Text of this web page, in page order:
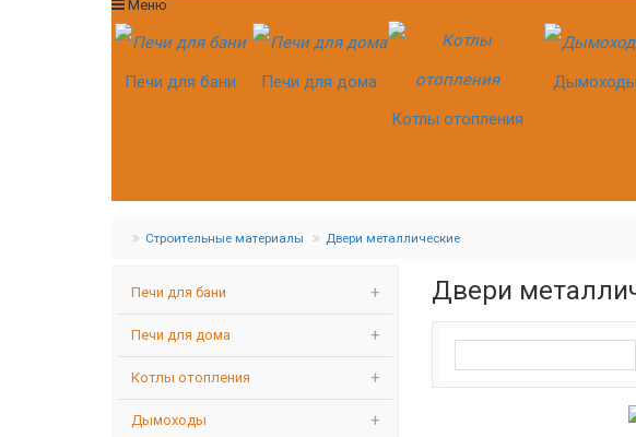
Меню
Печи для бани
Печи для дома
Котлы отопления
Дымоходы
Строительные материалы Двери металлические
Печи для бани
Печи для дома
Котлы отопления
Дымоходы
Двери